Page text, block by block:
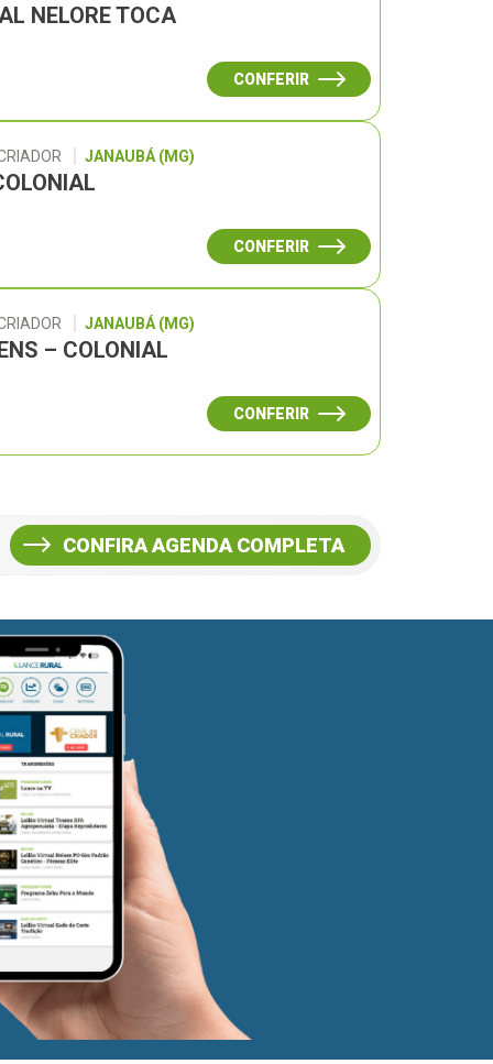
NELORE TOCA
CONFERIR
JANAUBÁ (MG)
CONFERIR
JANAUBÁ (MG)
– COLONIAL
CONFERIR
CONFIRA AGENDA COMPLETA